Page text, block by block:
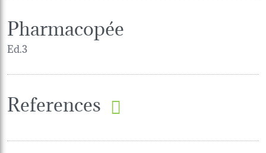
Pharmacopée
Ed.3
References